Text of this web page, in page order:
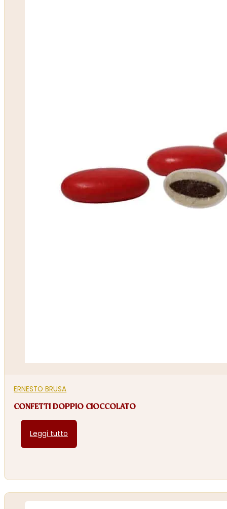
ERNESTO BRUSA
CONFETTI DOPPIO CIOCCOLATO
Leggi tutto